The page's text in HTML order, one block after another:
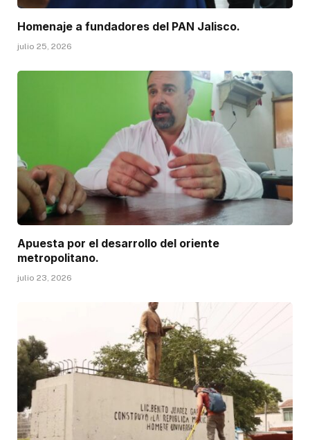
Homenaje a fundadores del PAN Jalisco.
julio 25, 2026
Apuesta por el desarrollo del oriente
metropolitano.
julio 23, 2026